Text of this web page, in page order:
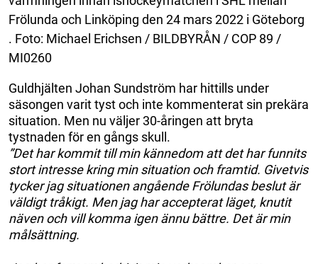
Frölunda och Linköping den 24 mars 2022 i Göteborg
. Foto: Michael Erichsen / BILDBYRÅN / COP 89 /
MI0260
Guldhjälten Johan Sundström har hittills under
säsongen varit tyst och inte kommenterat sin prekära
situation. Men nu väljer 30-åringen att bryta
tystnaden för en gångs skull.
”Det har kommit till min kännedom att det har funnits
stort intresse kring min situation och framtid. Givetvis
tycker jag situationen angående Frölundas beslut är
väldigt tråkigt. Men jag har accepterat läget, knutit
näven och vill komma igen ännu bättre. Det är min
målsättning.